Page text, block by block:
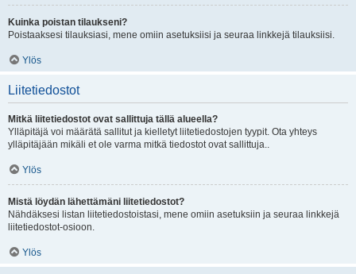
Kuinka poistan tilaukseni?
Poistaaksesi tilauksiasi, mene omiin asetuksiisi ja seuraa linkkejä tilauksiisi.
Ylös
Liitetiedostot
Mitkä liitetiedostot ovat sallittuja tällä alueella?
Ylläpitäjä voi määrätä sallitut ja kielletyt liitetiedostojen tyypit. Ota yhteys
ylläpitäjään mikäli et ole varma mitkä tiedostot ovat sallittuja..
Ylös
Mistä löydän lähettämäni liitetiedostot?
Nähdäksesi listan liitetiedostoistasi, mene omiin asetuksiin ja seuraa linkkejä
liitetiedostot-osioon.
Ylös